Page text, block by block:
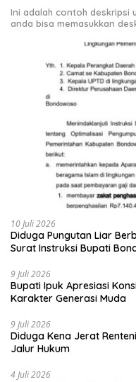
Ini adalah contoh deskripsi
anda bisa memasukkan
10 Juli 2026
Diduga Pungutan Liar
Surat Instruksi Bupati
9 Juli 2026
Bupati Ipuk Apresiasi
Karakter Generasi Muda
9 Juli 2026
Diduga Kena Jerat
Jalur Hukum
4 Juli 2026